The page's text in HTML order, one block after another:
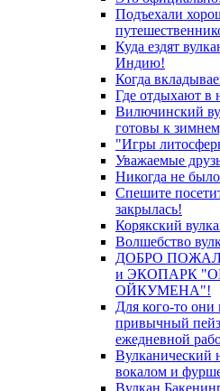
Подъехали
Куда ездят
Индию!
Когда
Где отдыхают в
Вилючинский
готовы к
"Игры
Уважаемые
Никогда не
Спешите
закрылась!
Корякский
Волшебство
ДОБРО
и ЭКОПАРК
ОЙКУМЕНА"!
Для кого-то они
привычный
ежедневной
Вулканический
вокалом и
Вулкан